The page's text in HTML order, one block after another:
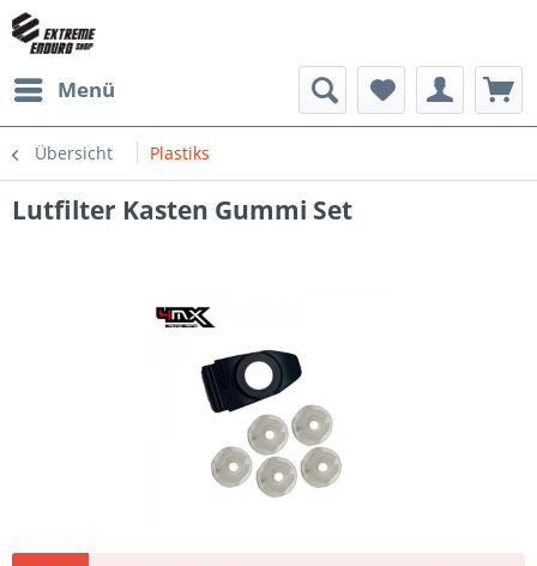
Menü
Übersicht Plastiks
Lutfilter Kasten Gummi Set